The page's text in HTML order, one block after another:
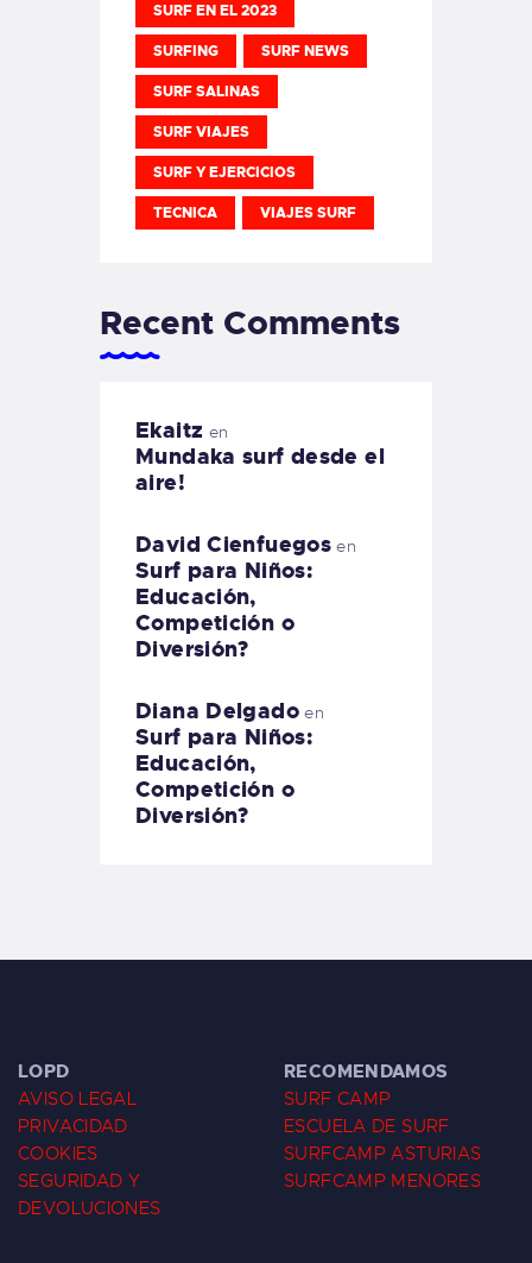
SURF EN EL 2023
SURFING SURF NEWS
SURF SALINAS
SURF VIAJES
SURF Y EJERCICIOS
TECNICA VIAJES SURF
Recent Comments
Ekaitz en
Mundaka surf desde el
aire!
David Cienfuegos en
Surf para Niños:
Educación,
Competición o
Diversión?
Diana Delgadoen
Surf para Niños:
Educación,
Competición o
Diversión?
LOPD
AVISO LEGAL
PRIVACIDAD
COOKIES
SEGURIDAD Y
DEVOLUCIONES
RECOMENDAMOS
SURF CAMP
ESCUELA DE SURF
SURFCAMP ASTURIAS
SURFCAMP MENORES